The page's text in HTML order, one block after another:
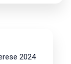
2024